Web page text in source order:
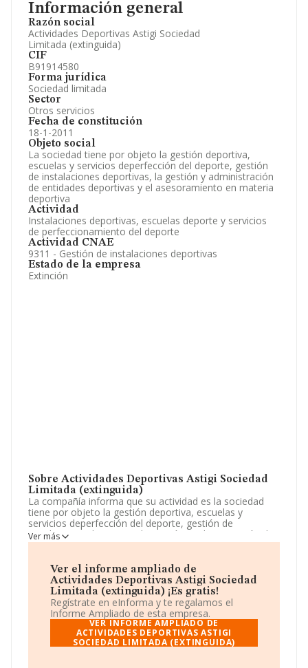
Información general
Razón social
Actividades Deportivas Astigi Sociedad
Limitada (extinguida)
CIF
B91914580
Forma jurídica
Sociedad limitada
Sector
Otros servicios
Fecha de constitución
18-1-2011
Objeto social
La sociedad tiene por objeto la gestión deportiva,
escuelas y servicios deperfección del deporte, gestión
de instalaciones deportivas, la gestión y administración
de entidades deportivas y el asesoramiento en materia
deportiva
Actividad
Instalaciones deportivas, escuelas deporte y servicios
de perfeccionamiento del deporte
Actividad CNAE
9311 - Gestión de instalaciones deportivas
Estado de la empresa
Extinción
Sobre Actividades Deportivas Astigi Sociedad
Limitada (extinguida)
La compañía informa que su actividad es la sociedad
tiene por objeto la gestión deportiva, escuelas y
servicios deperfección del deporte, gestión de
instalaciones deportivas, la gestión y administración de
entidades deportivas y el asesoramiento en materia
CNAE corresponde a 9311 con código 'Gestión de
instalaciones deportivas'. La sociedad no tiene actividad
en mercados exteriores.
La compañía Actividades Deportivas Astigi
Sociedad Limitada (extinguida), B91914580, está
situada en Calle José Herrainz Caraballo núm. 1, (41400),
Ecija, Sevilla, Andalucía.
Ver más
Ver el informe ampliado de
Actividades Deportivas Astigi Sociedad
Limitada (extinguida) ¡Es gratis!
Regístrate en eInforma y te regalamos el
Informe Ampliado de esta empresa.
VER INFORME AMPLIADO DE
ACTIVIDADES DEPORTIVAS ASTIGI
SOCIEDAD LIMITADA (EXTINGUIDA)
Artículos de prensa publicados sobre la empresa.
Información oficial y registral complementaria.